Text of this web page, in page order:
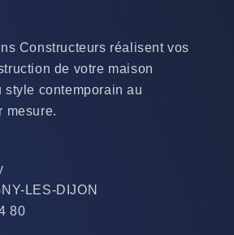
Constructeurs réalisent vos
de votre maison
contemporain au
mesure.
LES-DIJON
80